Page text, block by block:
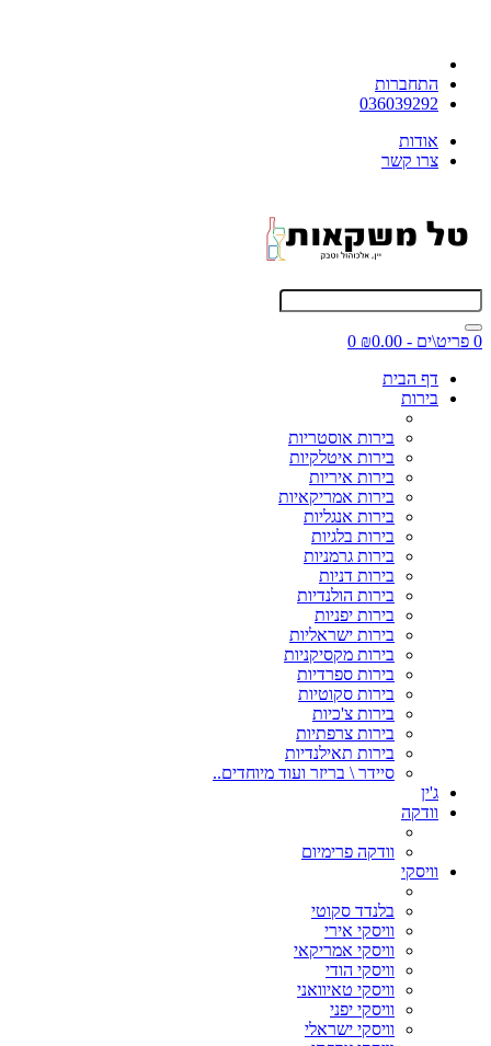
התחברות
036039292
אודות
צרו קשר
0 פריט\ים - ₪0.00
0
דף הבית
בירות
בירות אוסטריות
בירות איטלקיות
בירות איריות
בירות אמריקאיות
בירות אנגליות
בירות בלגיות
בירות גרמניות
בירות דניות
בירות הולנדיות
בירות יפניות
בירות ישראליות
בירות מקסיקניות
בירות ספרדיות
בירות סקוטיות
בירות צ'כיות
בירות צרפתיות
בירות תאילנדיות
סיידר \ בריזר ועוד מיוחדים..
ג'ין
וודקה
וודקה פרימיום
וויסקי
בלנדד סקוטי
וויסקי אירי
וויסקי אמריקאי
וויסקי הודי
וויסקי טאיוואני
וויסקי יפני
וויסקי ישראלי